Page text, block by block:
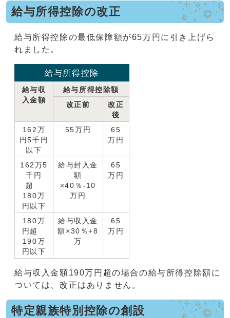
給与所得控除の改正
給与所得控除の最低保障額が65万円に引き上げら
れました。
給与所得控除
給与収
入金額
給与所得控除額
改正前
改正
後
162万
円5千円
以下
55万円
65
万円
162万5
千円
超
180万
円以下
給与封入金
額
×40％-10
万円
65
万円
180万
円超
190万
円以下
給与収入金
額×30％+8
万
65
万円
給与収入金額190万円超の場合の給与所得控除額に
ついては、改正はありません。
特定親族特別控除の創設